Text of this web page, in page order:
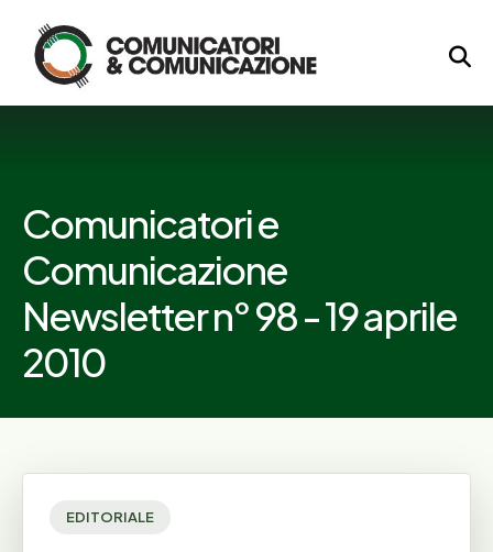
Logo
Comunicatori e
Comunicazione
Newsletter n° 98 - 19 aprile
2010
EDITORIALE